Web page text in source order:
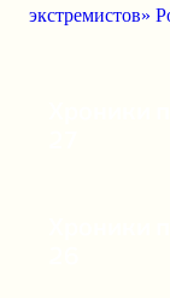
экстремистов»